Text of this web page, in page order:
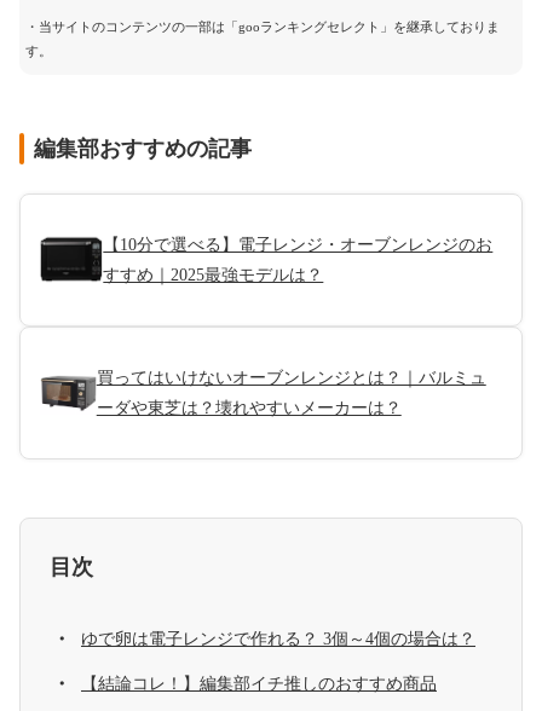
・当サイトのコンテンツの一部は「gooランキングセレクト」を継承しておりま
す。
編集部おすすめの記事
【10分で選べる】電子レンジ・オーブンレンジのお
すすめ｜2025最強モデルは？
買ってはいけないオーブンレンジとは？｜バルミュ
ーダや東芝は？壊れやすいメーカーは？
目次
ゆで卵は電子レンジで作れる？ 3個～4個の場合は？
【結論コレ！】編集部イチ推しのおすすめ商品